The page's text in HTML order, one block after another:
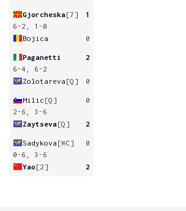
Gjorcheska[7]
1
6-2, 1-0
Bojica
0
Paganetti
2
6-4, 6-2
Zolotareva [Q] 0
Milic [Q]
0
2-6, 3-6
Zaytseva[Q] 2
Sadykova [WC]
0
0-6, 3-6
Yao [2] 2